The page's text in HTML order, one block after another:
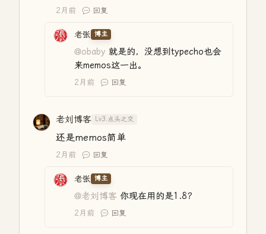
2月前 回复
老张 博主
@obaby 就是的，没想到typecho也会
来memos这一出。
2月前 回复
老刘博客 Lv3.点头之交
还是memos简单
2月前 回复
老张 博主
@老刘博客 你现在用的是1.8？
2月前 回复